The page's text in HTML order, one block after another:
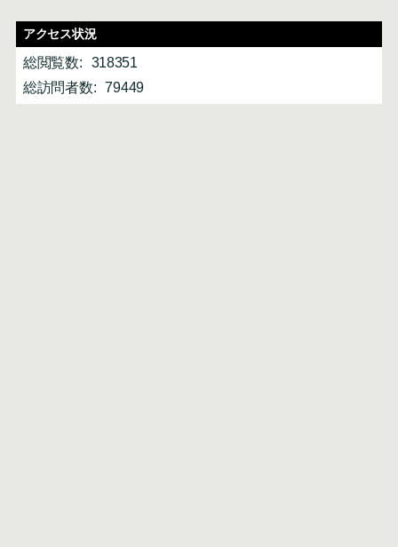
アクセス状況
総閲覧数:
318351
総訪問者数:
79449